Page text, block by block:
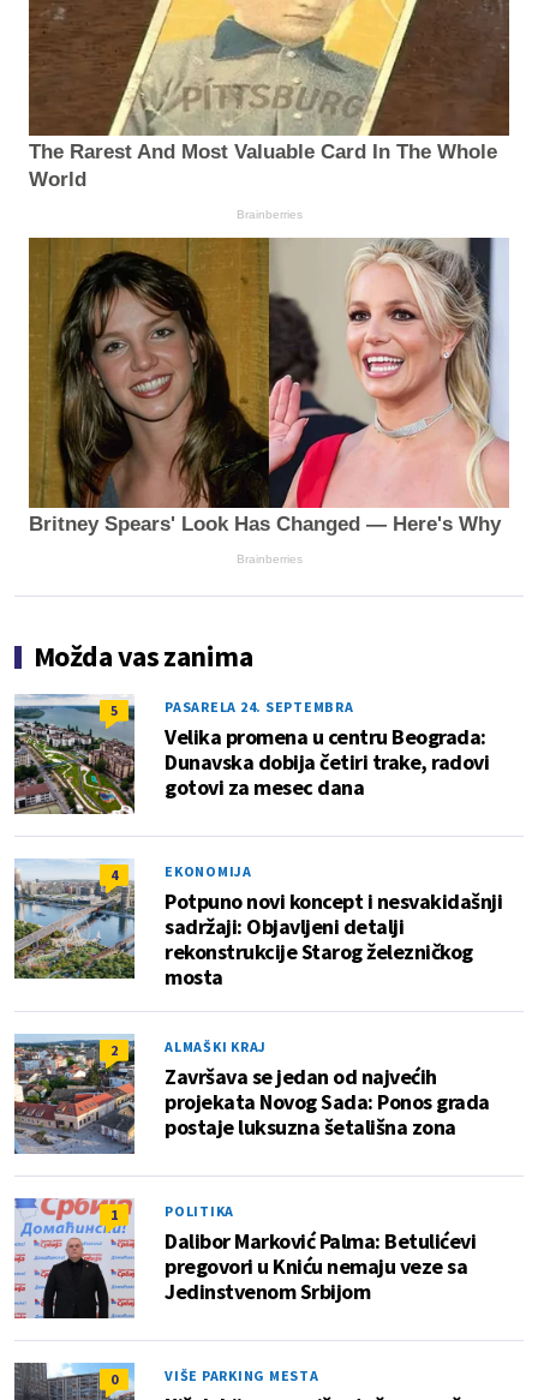
The Rarest And Most Valuable Card In The Whole
World
Brainberries
Britney Spears' Look Has Changed — Here's Why
Brainberries
Možda vas zanima
5 PASARELA 24. SEPTEMBRA
Velika promena u centru Beograda:
Dunavska dobija četiri trake, radovi
gotovi za mesec dana
4 EKONOMIJA
Potpuno novi koncept i nesvakidašnji
sadržaji: Objavljeni detalji
rekonstrukcije Starog železničkog
mosta
2 ALMAŠKI KRAJ
Završava se jedan od najvećih
projekata Novog Sada: Ponos grada
postaje luksuzna šetališna zona
1 POLITIKA
Dalibor Marković Palma: Betulićevi
pregovori u Kniću nemaju veze sa
Jedinstvenom Srbijom
0 VIŠE PARKING MESTA